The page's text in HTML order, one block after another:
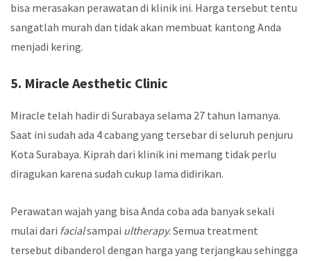
bisa merasakan perawatan di klinik ini. Harga tersebut tentu
sangatlah murah dan tidak akan membuat kantong Anda
menjadi kering.
5. Miracle Aesthetic Clinic
Miracle telah hadir di Surabaya selama 27 tahun lamanya.
Saat ini sudah ada 4 cabang yang tersebar di seluruh penjuru
Kota Surabaya. Kiprah dari klinik ini memang tidak perlu
diragukan karena sudah cukup lama didirikan.
Perawatan wajah yang bisa Anda coba ada banyak sekali
mulai dari facialsampai ultherapy. Semua treatment
tersebut dibanderol dengan harga yang terjangkau sehingga